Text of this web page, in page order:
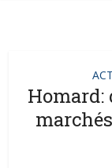
Homard: